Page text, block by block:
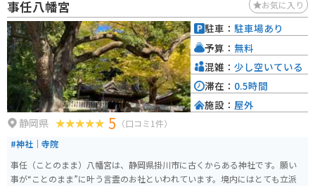
富士山も眺められます。橋のたもとに、掛川茶のソフトクリームと掛川茶を
飲めるお休み処もあります。
事任八幡宮 お気に入り
静岡県 5 （口コミ1件）
#神社｜寺院
事任（ことのまま）八幡宮は、静岡県掛川市に古くからある神社です。願い
事が“ことのまま”に叶う言霊のお社といわれています。境内にはとても立派
駐車： 駐車場あり
予算： 無料
混雑： 少し空いている
滞在： 0.5時間
施設： 屋外